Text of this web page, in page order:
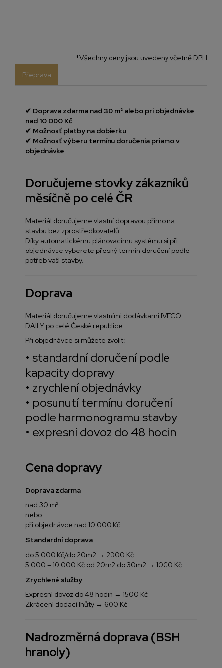
*Všechny ceny jsou uvedeny včetně DPH
Přeprava
✔ Doprava zdarma nad 30 m² alebo pri objednávke
nad 10 000 Kč
✔ Možnosť platby na dobierku
✔ Možnosť výberu termínu doručenia priamo v
objednávke
Doručujeme stovky zákazníků
měsíčně po celé ČR
Materiál doručujeme vlastní dopravou přímo na
stavbu bez zprostředkovatelů.
Díky automatickému plánovacímu systému si při
objednávce vyberete přesný termín doručení podle
potřeb vaší stavby.
Doprava
Materiál doručujeme vlastními dodávkami IVECO
DAILY po celé České republice.
Při objednávce si můžete zvolit:
• standardní doručení podle
kapacity dopravy
• zrychlení objednávky
• posunutí termínu doručení
podle harmonogramu stavby
• expresní dovoz do 48 hodin
Cena dopravy
Doprava zdarma
nad 30 m²
nebo
při objednávce nad 10 000 Kč
Standardní doprava
do 5 000 Kč/do 20m2 → 2000 Kč
5 000 – 10 000 Kč od 20m2 do 30m2 → 1000 Kč
Zrychlené služby
Expresní dovoz do 48 hodin → 1500 Kč
Zkrácení dodací lhůty → 600 Kč
Nadrozměrná doprava (BSH
hranoly)